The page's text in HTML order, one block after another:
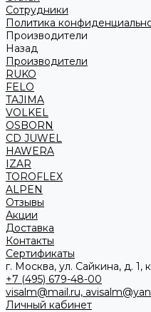
Сотрудники
Политика
Производители
Назад
Производители
RUKO
FELO
TAJIMA
VOLKEL
OSBORN
CD JUWEL
HAWERA
IZAR
TOROFLEX
ALPEN
Отзывы
Акции
Доставка
Контакты
Сертификаты
г. Москва, ул. Сайкина, д. 1,
+7 (495) 679-48-00
visalm@mail.ru,
Личный кабинет